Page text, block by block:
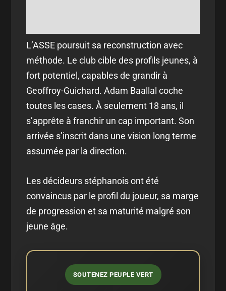
L’ASSE poursuit sa reconstruction avec
méthode. Le club cible des profils jeunes, à
fort potentiel, capables de grandir à
Geoffroy-Guichard. Adam Baallal coche
toutes les cases. À seulement 18 ans, il
s’apprête à franchir un cap important. Son
arrivée s’inscrit dans une vision long terme
assumée par la direction.
Les décideurs stéphanois ont été
convaincus par le profil du joueur, sa marge
de progression et sa maturité malgré son
jeune âge.
SOUTENEZ PEUPLE VERT